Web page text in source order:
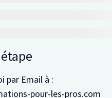
par Email à :
pour-les-pros.com